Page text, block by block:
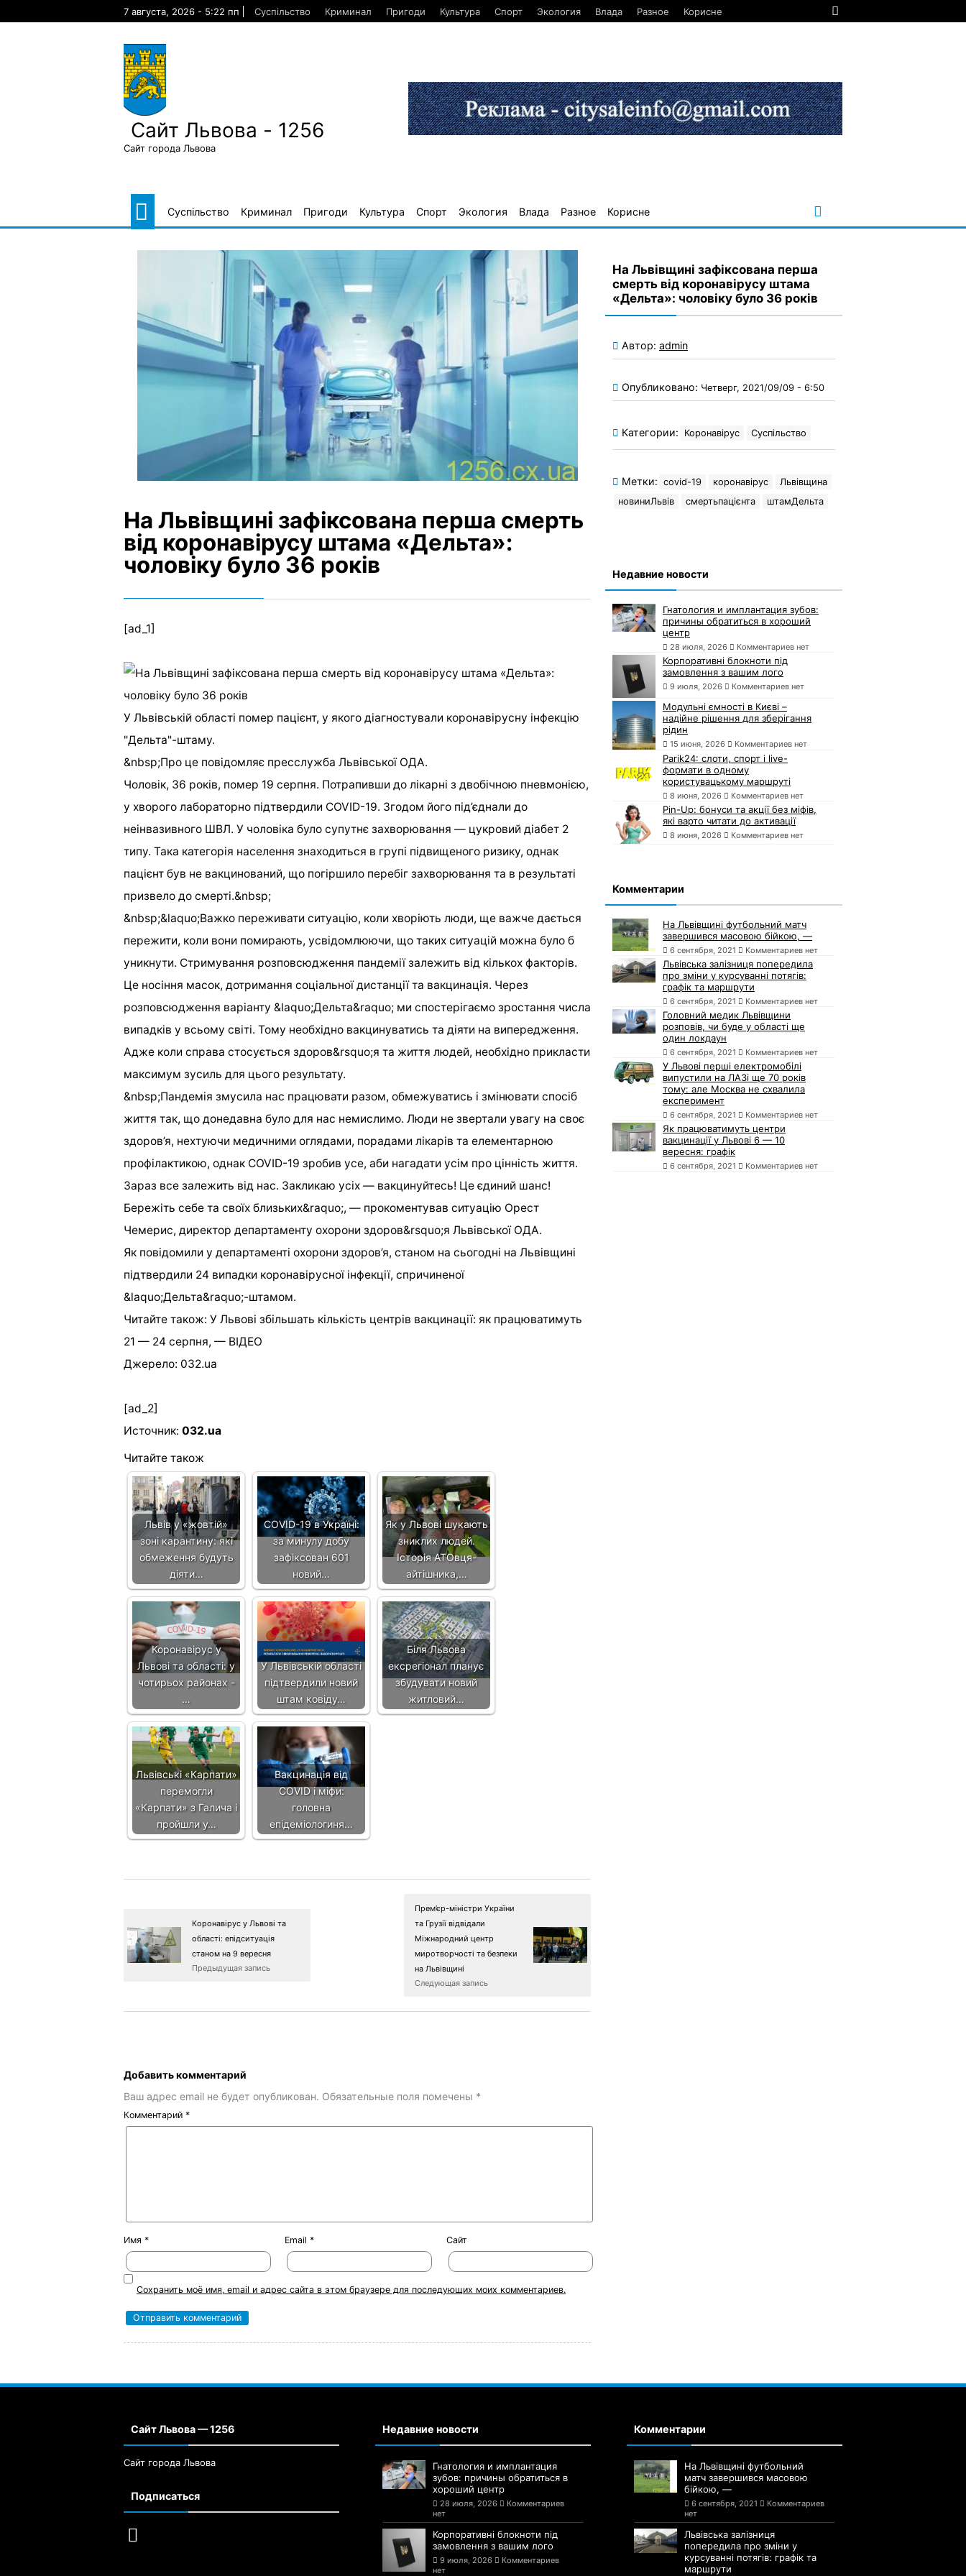
7 августа, 2026 - 5:22 пп Суспільство Криминал Пригоди Культура Спорт Экология Влада Разное Корисне
Сайт Львова - 1256
Сайт города Львова
Суспільство Криминал Пригоди Культура Спорт Экология Влада Разное Корисне
На Львівщині зафіксована перша смерть
від коронавірусу штама «Дельта»:
чоловіку було 36 років
[ad_1]
У Львівській області помер пацієнт, у якого діагностували коронавірусну інфекцію
"Дельта"-штаму.
&nbsp;Про це повідомляє пресслужба Львівської ОДА.
Чоловік, 36 років, помер 19 серпня. Потрапивши до лікарні з двобічною пневмонією,
у хворого лабораторно підтвердили COVID-19. Згодом його під’єднали до
неінвазивного ШВЛ. У чоловіка було супутнє захворювання — цукровий діабет 2
типу. Така категорія населення знаходиться в групі підвищеного ризику, однак
пацієнт був не вакцинований, що погіршило перебіг захворювання та в результаті
призвело до смерті.&nbsp;
&nbsp;&laquo;Важко переживати ситуацію, коли хворіють люди, ще важче дається
пережити, коли вони помирають, усвідомлюючи, що таких ситуацій можна було б
уникнути. Стримування розповсюдження пандемії залежить від кількох факторів.
Це носіння масок, дотримання соціальної дистанції та вакцинація. Через
розповсюдження варіанту &laquo;Дельта&raquo; ми спостерігаємо зростання числа
випадків у всьому світі. Тому необхідно вакцинуватись та діяти на випередження.
Адже коли справа стосується здоров&rsquo;я та життя людей, необхідно прикласти
максимум зусиль для цього результату.
&nbsp;Пандемія змусила нас працювати разом, обмежуватись і змінювати спосіб
життя так, що донедавна було для нас немислимо. Люди не звертали увагу на своє
здоров’я, нехтуючи медичними оглядами, порадами лікарів та елементарною
профілактикою, однак COVID-19 зробив усе, аби нагадати усім про цінність життя.
Зараз все залежить від нас. Закликаю усіх — вакцинуйтесь! Це єдиний шанс!
Бережіть себе та своїх близьких&raquo;, — прокоментував ситуацію Орест
Чемерис, директор департаменту охорони здоров&rsquo;я Львівської ОДА.
Як повідомили у департаменті охорони здоров’я, станом на сьогодні на Львівщині
підтвердили 24 випадки коронавірусної інфекції, спричиненої
&laquo;Дельта&raquo;-штамом.
Читайте також: У Львові збільшать кількість центрів вакцинації: як працюватимуть
21 — 24 серпня, — ВІДЕО
Джерело: 032.ua
[ad_2]
Источник: 032.ua
Читайте також
Львів у «жовтій»
зоні карантину: які
обмеження будуть
діяти…
COVID-19 в Україні:
за минулу добу
зафіксован 601
новий…
Як у Львові шукають
зниклих людей.
Історія АТОвця-
айтішника,…
Коронавірус у
Львові та області: у
чотирьох районах -
…
У Львівській області
підтвердили новий
штам ковіду…
Біля Львова
ексрегіонал планує
збудувати новий
житловий…
Львівські «Карпати»
перемогли
«Карпати» з Галича і
пройшли у…
Вакцинація від
COVID і міфи:
головна
епідеміологиня…
Коронавірус у Львові та
області: епідситуація
станом на 9 вересня
Предыдущая запись
Прем’єр-міністри України
та Грузії відвідали
Міжнародний центр
миротворчості та безпеки
на Львівщині
Следующая запись
Добавить комментарий
Ваш адрес email не будет опубликован. Обязательные поля помечены *
Комментарий *
Имя * Email* Сайт
Сохранить моё имя, email и адрес сайта в этом браузере для последующих моих комментариев.
На Львівщині зафіксована перша
смерть від коронавірусу штама
«Дельта»: чоловіку було 36 років
Автор: admin
Опубликовано: Четверг, 2021/09/09 - 6:50
Категории: Коронавірус Суспільство
Метки: covid-19 коронавірус
Львівщина
новиниЛьвів
смертьпацієнта штамДельта
Недавние новости
Гнатология и имплантация зубов:
причины обратиться в хороший
центр
28 июля, 2026 Комментариев нет
Корпоративні блокноти під
замовлення з вашим лого
9 июля, 2026 Комментариев нет
Модульні ємності в Києві –
надійне рішення для зберігання
рідин
15 июня, 2026 Комментариев нет
Parik24: слоти, спорт і live-
формати в одному
користувацькому маршруті
8 июня, 2026 Комментариев нет
Pin-Up: бонуси та акції без міфів,
які варто читати до активації
8 июня, 2026 Комментариев нет
Комментарии
На Львівщині футбольний матч
завершився масовою бійкою, —
6 сентября, 2021 Комментариев нет
Львівська залізниця попередила
про зміни у курсуванні потягів:
графік та маршрути
6 сентября, 2021 Комментариев нет
Головний медик Львівщини
розповів, чи буде у області ще
один локдаун
6 сентября, 2021 Комментариев нет
У Львові перші електромобілі
випустили на ЛАЗі ще 70 років
тому: але Москва не схвалила
експеримент
6 сентября, 2021 Комментариев нет
Як працюватимуть центри
вакцинації у Львові 6 — 10
вересня: графік
6 сентября, 2021 Комментариев нет
Сайт Львова — 1256
Сайт города Львова
Подписаться
Недавние новости
Гнатология и имплантация
зубов: причины обратиться в
хороший центр
28 июля, 2026
Комментариев
нет
Корпоративні блокноти під
замовлення з вашим лого
9 июля, 2026
Комментариев
нет
Комментарии
На Львівщині футбольний
матч завершився масовою
бійкою, —
6 сентября, 2021
Комментариев
нет
Львівська залізниця
попередила про зміни у
курсуванні потягів: графік та
маршрути